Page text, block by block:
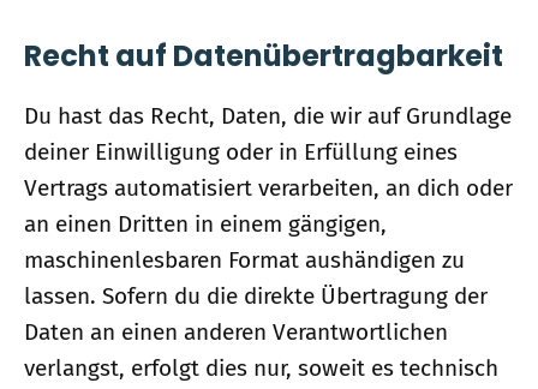
Recht auf Datenübertragbarkeit
Du hast das Recht, Daten, die wir auf Grundlage
deiner Einwilligung oder in Erfüllung eines
Vertrags automatisiert verarbeiten, an dich oder
an einen Dritten in einem gängigen,
maschinenlesbaren Format aushändigen zu
lassen. Sofern du die direkte Übertragung der
Daten an einen anderen Verantwortlichen
verlangst, erfolgt dies nur, soweit es technisch